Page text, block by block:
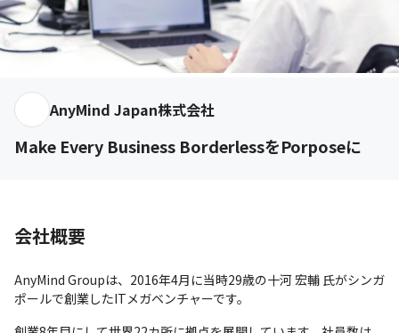
AnyMind Japan株式会社
Make Every Business BorderlessをPorposeに
会社概要
AnyMind Groupは、2016年4月に当時29歳の十河 宏輔 氏がシンガ
ポールで創業したITメガベンチャーです。